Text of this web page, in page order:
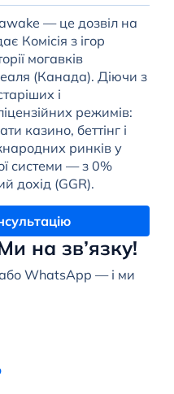
на зв’язку!
WhatsApp — і ми
— це дозвіл на
Комісія з ігор
могавків
(Канада). Діючи з
і
режимів:
казино, беттінг і
ринків у
системи — з 0%
дохід (GGR).